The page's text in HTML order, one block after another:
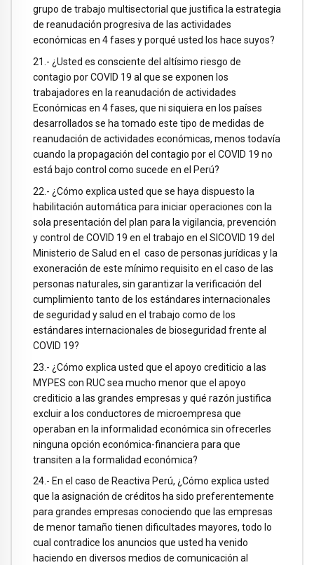
grupo de trabajo multisectorial que justifica la estrategia
de reanudación progresiva de las actividades
económicas en 4 fases y porqué usted los hace suyos?
21.- ¿Usted es consciente del altísimo riesgo de
contagio por COVID 19 al que se exponen los
trabajadores en la reanudación de actividades
Económicas en 4 fases, que ni siquiera en los países
desarrollados se ha tomado este tipo de medidas de
reanudación de actividades económicas, menos todavía
cuando la propagación del contagio por el COVID 19 no
está bajo control como sucede en el Perú?
22.- ¿Cómo explica usted que se haya dispuesto la
habilitación automática para iniciar operaciones con la
sola presentación del plan para la vigilancia, prevención
y control de COVID 19 en el trabajo en el SICOVID 19 del
Ministerio de Salud en el caso de personas jurídicas y la
exoneración de este mínimo requisito en el caso de las
personas naturales, sin garantizar la verificación del
cumplimiento tanto de los estándares internacionales
de seguridad y salud en el trabajo como de los
estándares internacionales de bioseguridad frente al
COVID 19?
23.- ¿Cómo explica usted que el apoyo crediticio a las
MYPES con RUC sea mucho menor que el apoyo
crediticio a las grandes empresas y qué razón justifica
excluir a los conductores de microempresa que
operaban en la informalidad económica sin ofrecerles
ninguna opción económica-financiera para que
transiten a la formalidad económica?
24.- En el caso de Reactiva Perú, ¿Cómo explica usted
que la asignación de créditos ha sido preferentemente
para grandes empresas conociendo que las empresas
de menor tamaño tienen dificultades mayores, todo lo
cual contradice los anuncios que usted ha venido
haciendo en diversos medios de comunicación al